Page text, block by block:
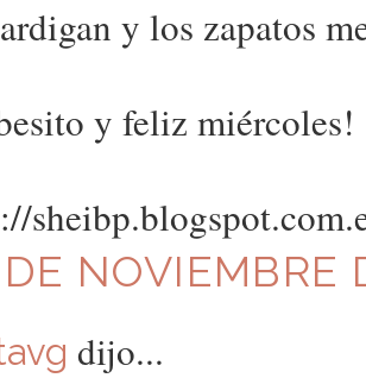
y los zapatos
y feliz miércoles!
NOVIEMBRE
dijo...